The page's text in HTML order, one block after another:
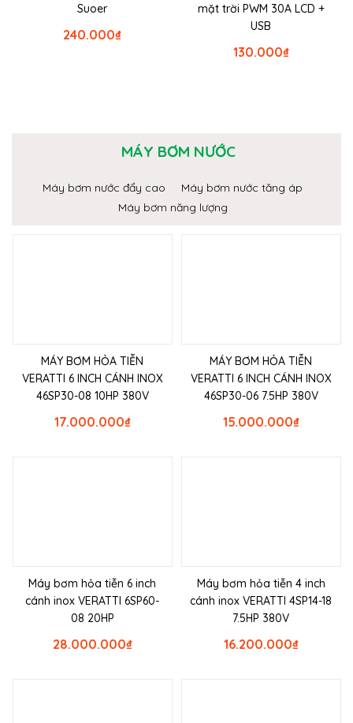
Suoer
₫
240.000
mặt trời PWM 30A LCD +
USB
₫
130.000
MÁY BƠM NƯỚC
Máy bơm nước đẩy cao
Máy bơm nước tăng áp
Máy bơm năng lượng
MÁY BƠM HỎA TIỄN
VERATTI 6 INCH CÁNH INOX
46SP30-08 10HP 380V
₫
17.000.000
MÁY BƠM HỎA TIỄN
VERATTI 6 INCH CÁNH INOX
46SP30-06 7.5HP 380V
₫
15.000.000
Máy bơm hỏa tiễn 6 inch
cánh inox VERATTI 6SP60-
08 20HP
₫
28.000.000
Máy bơm hỏa tiễn 4 inch
cánh inox VERATTI 4SP14-18
7.5HP 380V
₫
16.200.000